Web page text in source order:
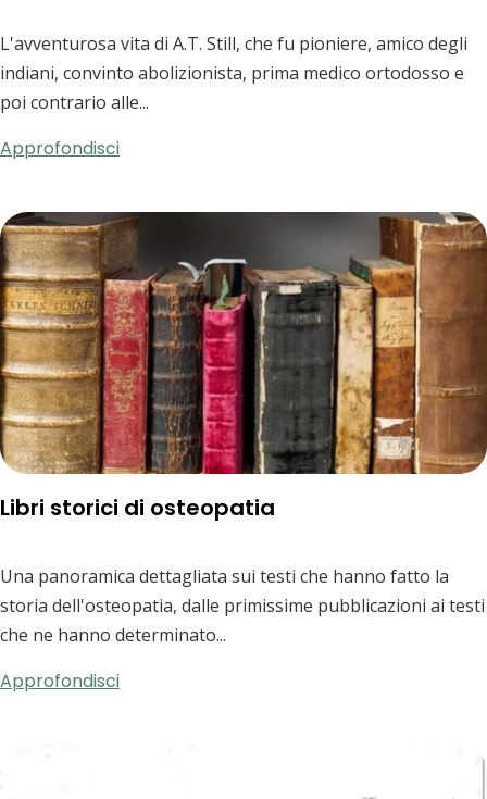
L'avventurosa vita di A.T. Still, che fu pioniere, amico degli
indiani, convinto abolizionista, prima medico ortodosso e
poi contrario alle...
Approfondisci
Libri storici di osteopatia
Una panoramica dettagliata sui testi che hanno fatto la
storia dell'osteopatia, dalle primissime pubblicazioni ai testi
che ne hanno determinato...
Approfondisci